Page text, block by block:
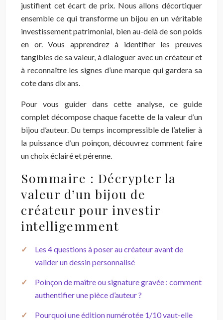
justifient cet écart de prix. Nous allons décortiquer
ensemble ce qui transforme un bijou en un véritable
investissement patrimonial, bien au-delà de son poids
en or. Vous apprendrez à identifier les preuves
tangibles de sa valeur, à dialoguer avec un créateur et
à reconnaître les signes d’une marque qui gardera sa
cote dans dix ans.
Pour vous guider dans cette analyse, ce guide
complet décompose chaque facette de la valeur d’un
bijou d’auteur. Du temps incompressible de l’atelier à
la puissance d’un poinçon, découvrez comment faire
un choix éclairé et pérenne.
Sommaire : Décrypter la
valeur d’un bijou de
créateur pour investir
intelligemment
Les 4 questions à poser au créateur avant de
valider un dessin personnalisé
Poinçon de maître ou signature gravée : comment
authentifier une pièce d’auteur ?
Pourquoi une édition numérotée 1/10 vaut-elle